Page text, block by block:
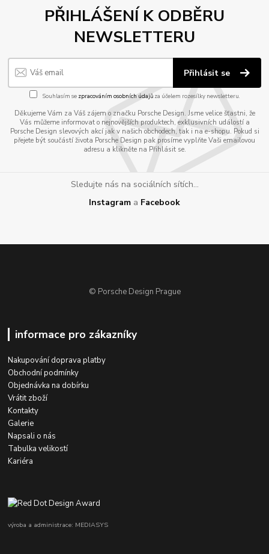
PŘIHLÁŠENÍ K ODBĚRU
NEWSLETTERU
Přihlásit se
Souhlasím se zpracováním osobních údajůza účelem rozesílky newsletteru.
Děkujeme Vám za Váš zájem o značku Porsche Design. Jsme velice šťastni, že
Vás můžeme informovat o nejnovějších produktech, exklusivních událostí a
Porsche Design slevových akcí jak v našich obchodech, tak i na e-shopu. Pokud si
přejete být součástí života Porsche Design pak prosíme vyplňte Vaši emailovou
adresu a klikněte na Přihlásit se.
Sledujte nás na sociálních sítích...
Instagram a Facebook
© Porsche Design Prague
informace pro zákazníky
Nakupování doprava platby
Obchodní podmínky
Objednávka na dobírku
Vrátit zboží
Kontakty
Galerie
Napsali o nás
Tabulka velikostí
Kariéra
výroba a administrace: MEDIASYS